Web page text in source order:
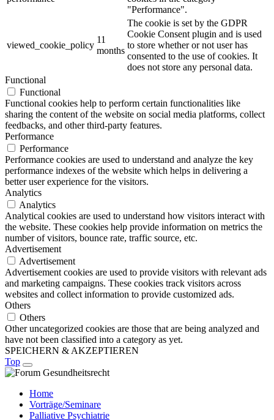
"Performance".
viewed_cookie_policy
11
months
The cookie is set by the GDPR
Cookie Consent plugin and is used
to store whether or not user has
consented to the use of cookies. It
does not store any personal data.
Functional
Functional
Functional cookies help to perform certain functionalities like
sharing the content of the website on social media platforms, collect
feedbacks, and other third-party features.
Performance
Performance
Performance cookies are used to understand and analyze the key
performance indexes of the website which helps in delivering a
better user experience for the visitors.
Analytics
Analytics
Analytical cookies are used to understand how visitors interact with
the website. These cookies help provide information on metrics the
number of visitors, bounce rate, traffic source, etc.
Advertisement
Advertisement
Advertisement cookies are used to provide visitors with relevant ads
and marketing campaigns. These cookies track visitors across
websites and collect information to provide customized ads.
Others
Others
Other uncategorized cookies are those that are being analyzed and
have not been classified into a category as yet.
SPEICHERN & AKZEPTIEREN
Top
Home
Vorträge/Seminare
Palliative Psychiatrie